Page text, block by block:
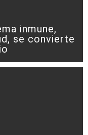
inmune,
se convierte